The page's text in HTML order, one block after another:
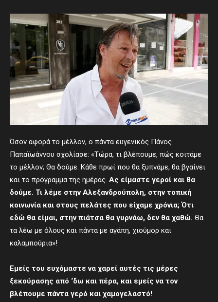
Όσον αφορά το μέλλον, ο πάντα ευγενικός Πάνος
Παπαϊωάννου σχολίασε: «Τώρα, τι βλέπουμε, πώς κοιτάμε
το μέλλον; Θα δούμε. Κάθε πρωί που θα ξυπνάμε, θα βγαίνει
και το πρόγραμμα της ημέρας. Ας είμαστε γεροί και θα
δούμε. Τι λέμε στην Αλεξανδρούπολη, στην τοπική
κοινωνία και στους πελάτες που είχαμε χρόνια; Ότι
εδώ θα είμαι, στην πιάτσα θα γυρνάω, δεν θα χαθώ. Θα
τα λέω με όλους και πάντα με αγάπη, χιούμορ και
καλαμπούρια»!
Εμείς του ευχόμαστε να χαρεί αυτές τις μέρες
ξεκούρασης από ‘δω και πέρα, και εμείς να τον
βλέπουμε πάντα γερό και χαμογελαστό!